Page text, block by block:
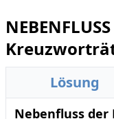
Lösung
Nebenfluss der